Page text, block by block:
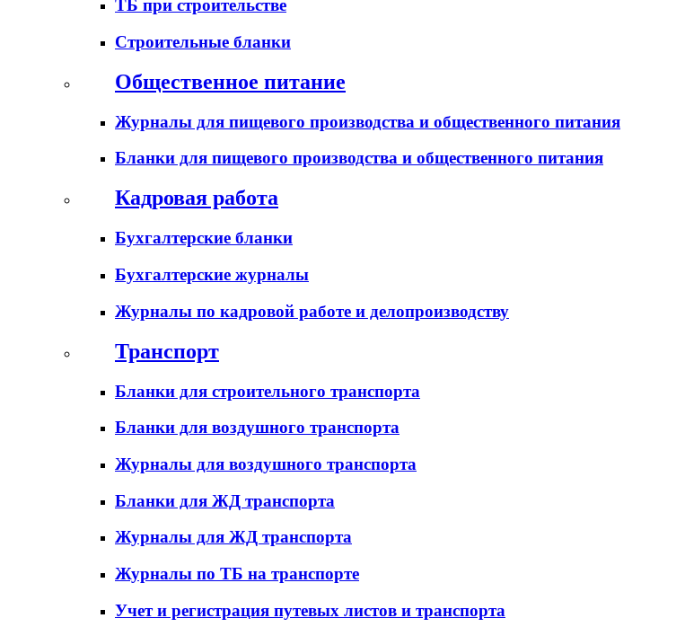
ТБ при строительстве
Строительные бланки
Общественное питание
Журналы для пищевого производства и общественного питания
Бланки для пищевого производства и общественного питания
Кадровая работа
Бухгалтерские бланки
Бухгалтерские журналы
Журналы по кадровой работе и делопроизводству
Транспорт
Бланки для строительного транспорта
Бланки для воздушного транспорта
Журналы для воздушного транспорта
Бланки для ЖД транспорта
Журналы для ЖД транспорта
Журналы по ТБ на транспорте
Учет и регистрация путевых листов и транспорта